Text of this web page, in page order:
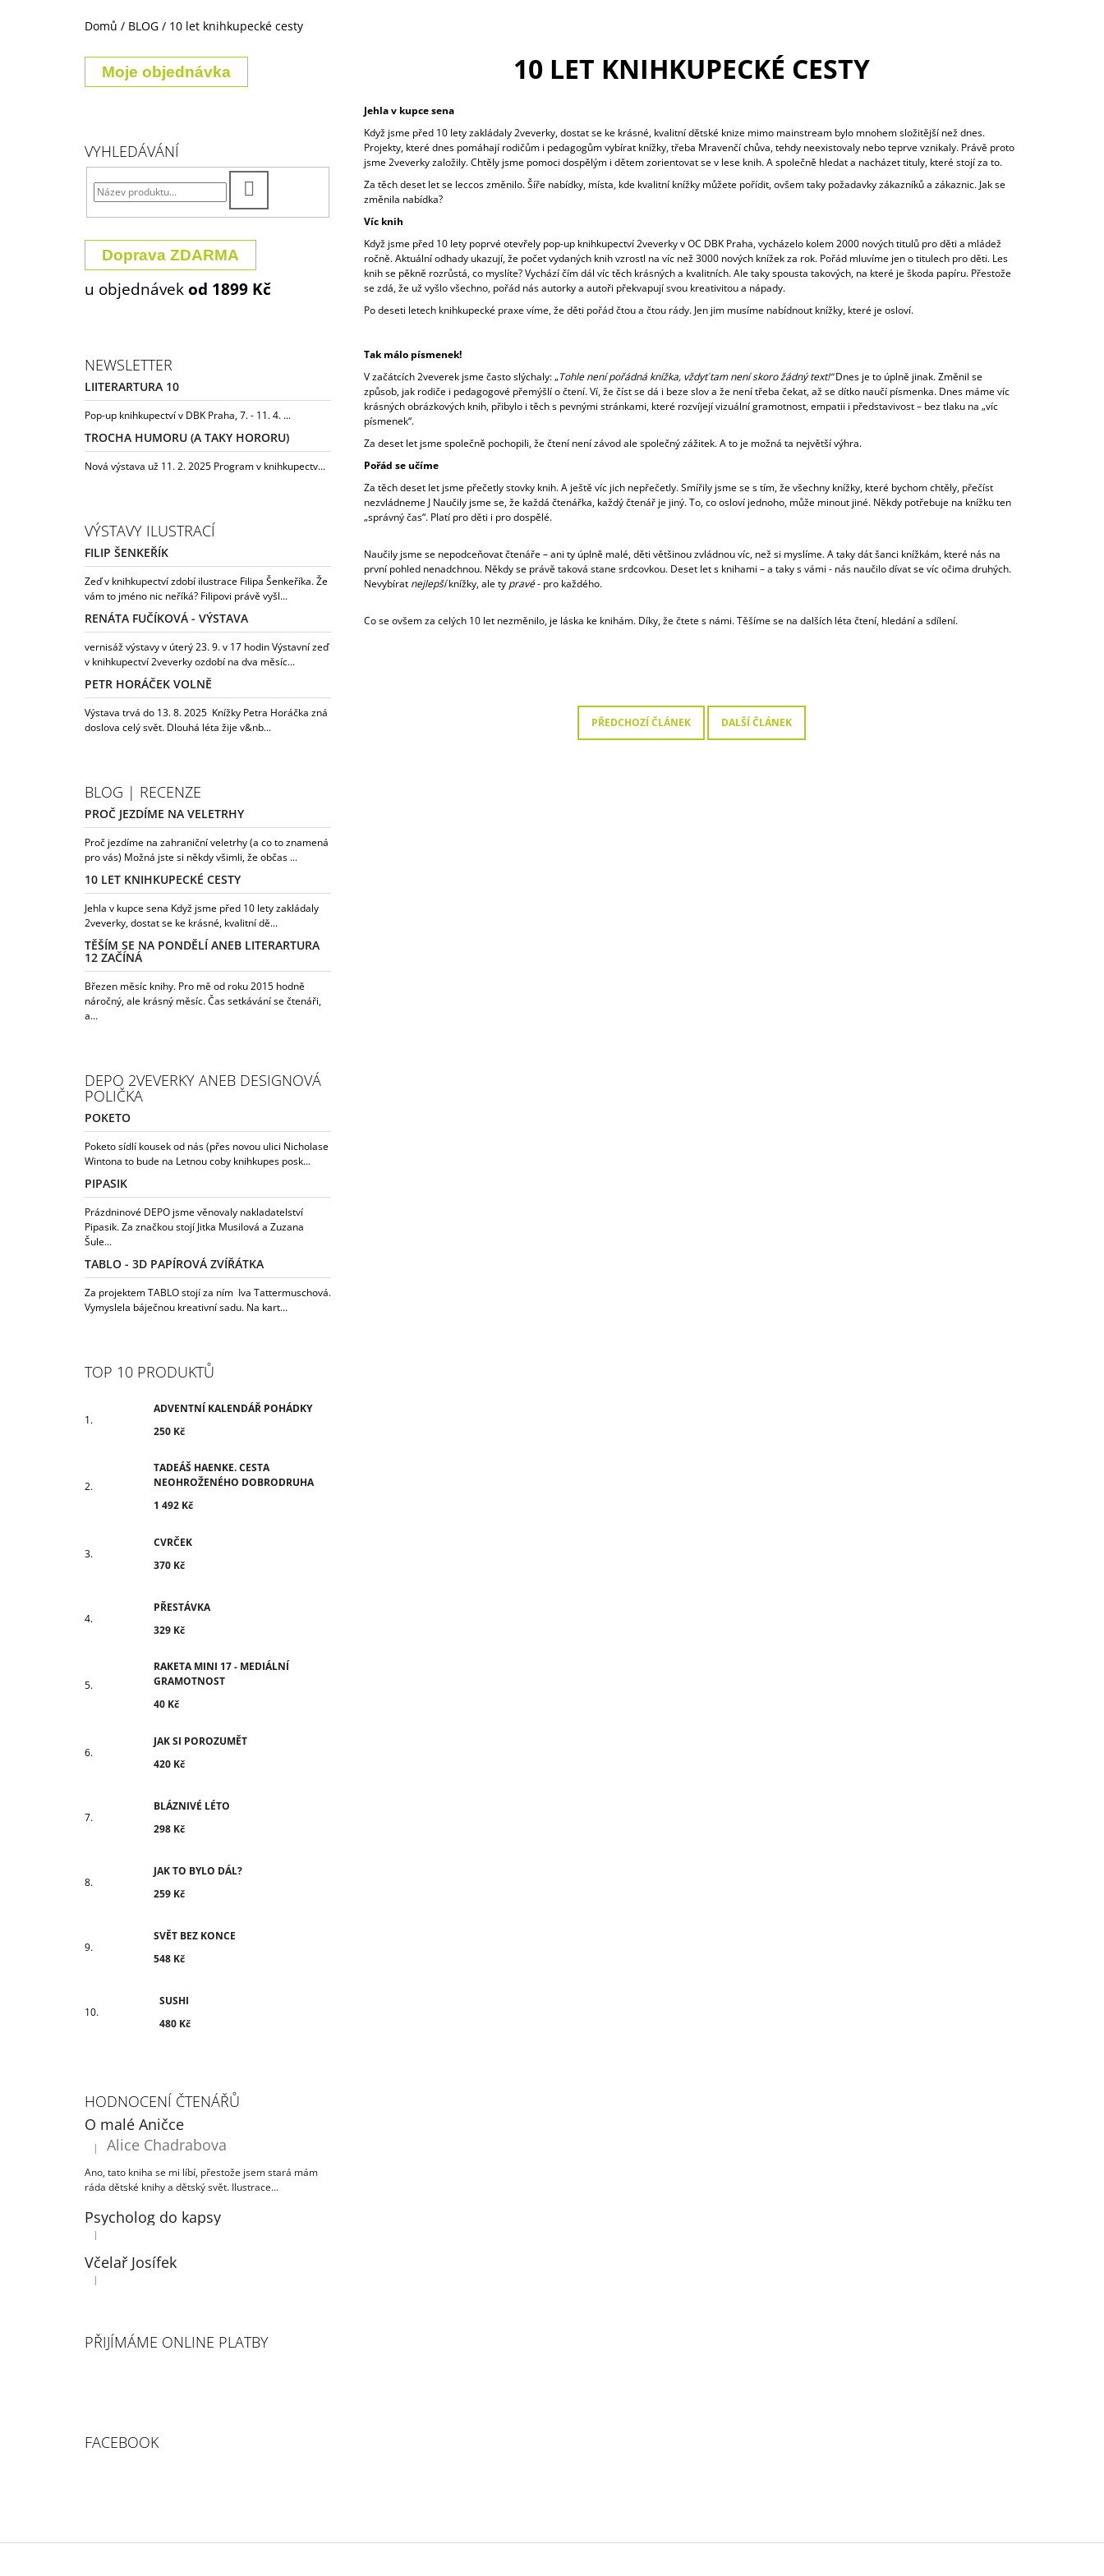
Domů / BLOG / 10 let knihkupecké cesty
Moje objednávka
VYHLEDÁVÁNÍ
Doprava ZDARMA
u objednávek od 1899 Kč
NEWSLETTER
LIITERARTURA 10
Pop-up knihkupectví v DBK Praha, 7. - 11. 4. ...
TROCHA HUMORU (A TAKY HORORU)
Nová výstava už 11. 2. 2025 Program v knihkupectv...
VÝSTAVY ILUSTRACÍ
FILIP ŠENKEŘÍK
Zeď v knihkupectví zdobí ilustrace Filipa Šenkeříka. Že
vám to jméno nic neříká? Filipovi právě vyšl...
RENÁTA FUČÍKOVÁ - VÝSTAVA
vernisáž výstavy v úterý 23. 9. v 17 hodin Výstavní zeď
v knihkupectví 2veverky ozdobí na dva měsíc...
PETR HORÁČEK VOLNĚ
Výstava trvá do 13. 8. 2025 Knížky Petra Horáčka zná
doslova celý svět. Dlouhá léta žije v&nb...
BLOG | RECENZE
PROČ JEZDÍME NA VELETRHY
Proč jezdíme na zahraniční veletrhy (a co to znamená
pro vás) Možná jste si někdy všimli, že občas ...
10 LET KNIHKUPECKÉ CESTY
Jehla v kupce sena Když jsme před 10 lety zakládaly
2veverky, dostat se ke krásné, kvalitní dě...
TĚŠÍM SE NA PONDĚLÍ ANEB LITERARTURA
12 ZAČÍNÁ
Březen měsíc knihy. Pro mě od roku 2015 hodně
náročný, ale krásný měsíc. Čas setkávání se čtenáři,
a...
DEPO 2VEVERKY ANEB DESIGNOVÁ
POLIČKA
POKETO
Poketo sídlí kousek od nás (přes novou ulici Nicholase
Wintona to bude na Letnou coby knihkupes posk...
PIPASIK
Prázdninové DEPO jsme věnovaly nakladatelství
Pipasik. Za značkou stojí Jitka Musilová a Zuzana
Šule...
TABLO - 3D PAPÍROVÁ ZVÍŘÁTKA
Za projektem TABLO stojí za ním Iva Tattermuschová.
Vymyslela báječnou kreativní sadu. Na kart...
TOP 10 PRODUKTŮ
ADVENTNÍ KALENDÁŘ POHÁDKY
250 Kč
TADEÁŠ HAENKE. CESTA
NEOHROŽENÉHO DOBRODRUHA
1 492 Kč
CVRČEK
370 Kč
PŘESTÁVKA
329 Kč
RAKETA MINI 17 - MEDIÁLNÍ
GRAMOTNOST
40 Kč
JAK SI POROZUMĚT
420 Kč
BLÁZNIVÉ LÉTO
298 Kč
JAK TO BYLO DÁL?
259 Kč
SVĚT BEZ KONCE
548 Kč
SUSHI
480 Kč
HODNOCENÍ ČTENÁŘŮ
O malé Aničce
Hodnocení produktu je 5 z 5 hvězdiček.
| Alice Chadrabova
Ano, tato kniha se mi líbí, přestože jsem stará mám
ráda dětské knihy a dětský svět. Ilustrace...
Psycholog do kapsy
Hodnocení produktu je 5 z 5 hvězdiček.
|
Včelař Josífek
Hodnocení produktu je 3 z 5 hvězdiček.
|
PŘIJÍMÁME ONLINE PLATBY
FACEBOOK
10 LET KNIHKUPECKÉ CESTY
Jehla v kupce sena
Když jsme před 10 lety zakládaly 2veverky, dostat se ke krásné, kvalitní dětské knize mimo mainstream bylo mnohem složitější než dnes.
Projekty, které dnes pomáhají rodičům i pedagogům vybírat knížky, třeba Mravenčí chůva, tehdy neexistovaly nebo teprve vznikaly. Právě proto
jsme 2veverky založily. Chtěly jsme pomoci dospělým i dětem zorientovat se v lese knih. A společně hledat a nacházet tituly, které stojí za to.
Za těch deset let se leccos změnilo. Šíře nabídky, místa, kde kvalitní knížky můžete pořídit, ovšem taky požadavky zákazníků a zákaznic. Jak se
změnila nabídka?
Víc knih
Když jsme před 10 lety poprvé otevřely pop-up knihkupectví 2veverky v OC DBK Praha, vycházelo kolem 2000 nových titulů pro děti a mládež
ročně. Aktuální odhady ukazují, že počet vydaných knih vzrostl na víc než 3000 nových knížek za rok. Pořád mluvíme jen o titulech pro děti. Les
knih se pěkně rozrůstá, co myslíte? Vychází čím dál víc těch krásných a kvalitních. Ale taky spousta takových, na které je škoda papíru. Přestože
se zdá, že už vyšlo všechno, pořád nás autorky a autoři překvapují svou kreativitou a nápady.
Po deseti letech knihkupecké praxe víme, že děti pořád čtou a čtou rády. Jen jim musíme nabídnout knížky, které je osloví.
Tak málo písmenek!
V začátcích 2veverek jsme často slýchaly: „Tohle není pořádná knížka, vždyť tam není skoro žádný text!“Dnes je to úplně jinak. Změnil se
způsob, jak rodiče i pedagogové přemýšlí o čtení. Ví, že číst se dá i beze slov a že není třeba čekat, až se dítko naučí písmenka. Dnes máme víc
krásných obrázkových knih, přibylo i těch s pevnými stránkami, které rozvíjejí vizuální gramotnost, empatii i představivost – bez tlaku na „víc
písmenek“.
Za deset let jsme společně pochopili, že čtení není závod ale společný zážitek. A to je možná ta největší výhra.
Pořád se učíme
Za těch deset let jsme přečetly stovky knih. A ještě víc jich nepřečetly. Smířily jsme se s tím, že všechny knížky, které bychom chtěly, přečíst
nezvládneme J Naučily jsme se, že každá čtenářka, každý čtenář je jiný. To, co osloví jednoho, může minout jiné. Někdy potřebuje na knížku ten
„správný čas“. Platí pro děti i pro dospělé.
Naučily jsme se nepodceňovat čtenáře – ani ty úplně malé, děti většinou zvládnou víc, než si myslíme. A taky dát šanci knížkám, které nás na
první pohled nenadchnou. Někdy se právě taková stane srdcovkou. Deset let s knihami – a taky s vámi - nás naučilo dívat se víc očima druhých.
Nevybírat nejlepšíknížky, ale ty pravé- pro každého.
Co se ovšem za celých 10 let nezměnilo, je láska ke knihám. Díky, že čtete s námi. Těšíme se na dalších léta čtení, hledání a sdílení.
PŘEDCHOZÍ ČLÁNEK DALŠÍ ČLÁNEK